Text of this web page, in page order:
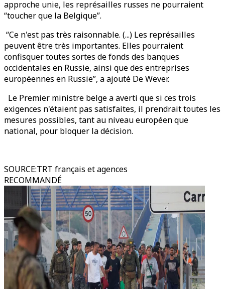
approche unie, les représailles russes ne pourraient
“toucher que la Belgique”.
“Ce n'est pas très raisonnable. (...) Les représailles
peuvent être très importantes. Elles pourraient
confisquer toutes sortes de fonds des banques
occidentales en Russie, ainsi que des entreprises
européennes en Russie”, a ajouté De Wever.
Le Premier ministre belge a averti que si ces trois
exigences n'étaient pas satisfaites, il prendrait toutes les
mesures possibles, tant au niveau européen que
national, pour bloquer la décision.
SOURCE:TRT français et agences
RECOMMANDÉ